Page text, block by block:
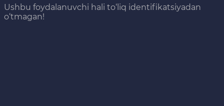
Ushbu foydalanuvchi hali to‘liq identifikatsiyadan
o‘tmagan!